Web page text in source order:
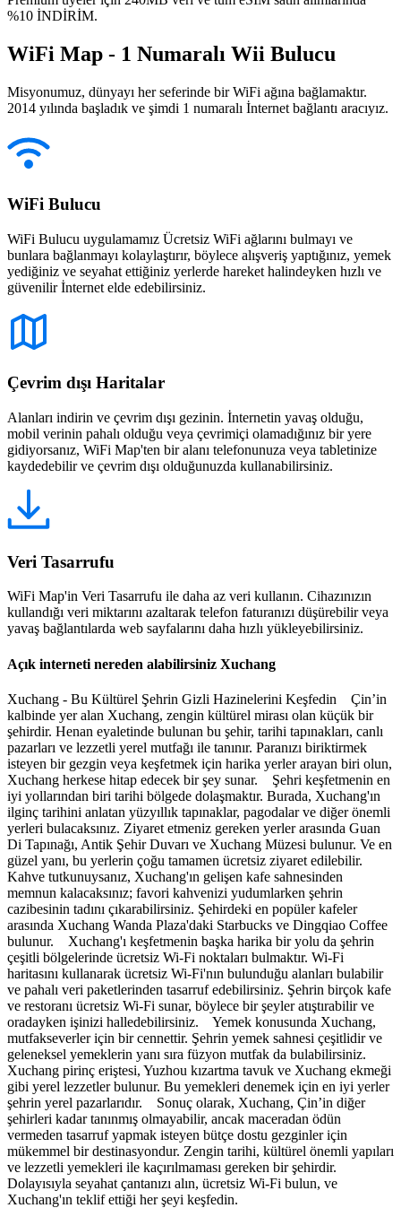
%10 İNDİRİM.
WiFi Map - 1 Numaralı Wii Bulucu
Misyonumuz, dünyayı her seferinde bir WiFi ağına bağlamaktır.
2014 yılında başladık ve şimdi 1 numaralı İnternet bağlantı aracıyız.
WiFi Bulucu
WiFi Bulucu uygulamamız Ücretsiz WiFi ağlarını bulmayı ve
bunlara bağlanmayı kolaylaştırır, böylece alışveriş yaptığınız, yemek
yediğiniz ve seyahat ettiğiniz yerlerde hareket halindeyken hızlı ve
güvenilir İnternet elde edebilirsiniz.
Çevrim dışı Haritalar
Alanları indirin ve çevrim dışı gezinin. İnternetin yavaş olduğu,
mobil verinin pahalı olduğu veya çevrimiçi olamadığınız bir yere
gidiyorsanız, WiFi Map'ten bir alanı telefonunuza veya tabletinize
kaydedebilir ve çevrim dışı olduğunuzda kullanabilirsiniz.
Veri Tasarrufu
WiFi Map'in Veri Tasarrufu ile daha az veri kullanın. Cihazınızın
kullandığı veri miktarını azaltarak telefon faturanızı düşürebilir veya
yavaş bağlantılarda web sayfalarını daha hızlı yükleyebilirsiniz.
Açık interneti nereden alabilirsiniz Xuchang
Xuchang - Bu Kültürel Şehrin Gizli Hazinelerini Keşfedin Çin’in
kalbinde yer alan Xuchang, zengin kültürel mirası olan küçük bir
şehirdir. Henan eyaletinde bulunan bu şehir, tarihi tapınakları, canlı
pazarları ve lezzetli yerel mutfağı ile tanınır. Paranızı biriktirmek
isteyen bir gezgin veya keşfetmek için harika yerler arayan biri olun,
Xuchang herkese hitap edecek bir şey sunar. Şehri keşfetmenin en
iyi yollarından biri tarihi bölgede dolaşmaktır. Burada, Xuchang'ın
ilginç tarihini anlatan yüzyıllık tapınaklar, pagodalar ve diğer önemli
yerleri bulacaksınız. Ziyaret etmeniz gereken yerler arasında Guan
Di Tapınağı, Antik Şehir Duvarı ve Xuchang Müzesi bulunur. Ve en
güzel yanı, bu yerlerin çoğu tamamen ücretsiz ziyaret edilebilir.
Kahve tutkunuysanız, Xuchang'ın gelişen kafe sahnesinden
memnun kalacaksınız; favori kahvenizi yudumlarken şehrin
cazibesinin tadını çıkarabilirsiniz. Şehirdeki en popüler kafeler
arasında Xuchang Wanda Plaza'daki Starbucks ve Dingqiao Coffee
bulunur. Xuchang'ı keşfetmenin başka harika bir yolu da şehrin
çeşitli bölgelerinde ücretsiz Wi-Fi noktaları bulmaktır. Wi-Fi
haritasını kullanarak ücretsiz Wi-Fi'nın bulunduğu alanları bulabilir
ve pahalı veri paketlerinden tasarruf edebilirsiniz. Şehrin birçok kafe
ve restoranı ücretsiz Wi-Fi sunar, böylece bir şeyler atıştırabilir ve
oradayken işinizi halledebilirsiniz. Yemek konusunda Xuchang,
mutfakseverler için bir cennettir. Şehrin yemek sahnesi çeşitlidir ve
geleneksel yemeklerin yanı sıra füzyon mutfak da bulabilirsiniz.
Xuchang pirinç eriştesi, Yuzhou kızartma tavuk ve Xuchang ekmeği
gibi yerel lezzetler bulunur. Bu yemekleri denemek için en iyi yerler
şehrin yerel pazarlarıdır. Sonuç olarak, Xuchang, Çin’in diğer
şehirleri kadar tanınmış olmayabilir, ancak maceradan ödün
vermeden tasarruf yapmak isteyen bütçe dostu gezginler için
mükemmel bir destinasyondur. Zengin tarihi, kültürel önemli yapıları
ve lezzetli yemekleri ile kaçırılmaması gereken bir şehirdir.
Dolayısıyla seyahat çantanızı alın, ücretsiz Wi-Fi bulun, ve
Xuchang'ın teklif ettiği her şeyi keşfedin.